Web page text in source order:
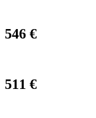
546 €
511 €